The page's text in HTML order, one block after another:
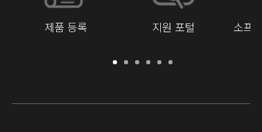
제품 등록 지원 포털 소프
보
등
지
털
소
웨
교 문
이
개
를